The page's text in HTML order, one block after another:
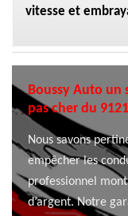
vitesse et
Boussy Auto un
pas cher du
Nous savons
empêcher les
professionnel
d’argent. Notre